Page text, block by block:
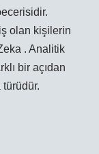
olan kişilerin
. Analitik
bir açıdan